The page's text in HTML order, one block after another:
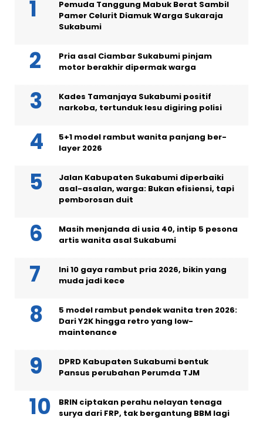
Pemuda Tanggung Mabuk Berat Sambil
Pamer Celurit Diamuk Warga Sukaraja
Sukabumi
Pria asal Ciambar Sukabumi pinjam
motor berakhir dipermak warga
Kades Tamanjaya Sukabumi positif
narkoba, tertunduk lesu digiring polisi
5+1 model rambut wanita panjang ber-
layer 2026
Jalan Kabupaten Sukabumi diperbaiki
asal-asalan, warga: Bukan efisiensi, tapi
pemborosan duit
Masih menjanda di usia 40, intip 5 pesona
artis wanita asal Sukabumi
Ini 10 gaya rambut pria 2026, bikin yang
muda jadi kece
5 model rambut pendek wanita tren 2026:
Dari Y2K hingga retro yang low-
maintenance
DPRD Kabupaten Sukabumi bentuk
Pansus perubahan Perumda TJM
BRIN ciptakan perahu nelayan tenaga
surya dari FRP, tak bergantung BBM lagi